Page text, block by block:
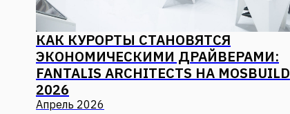
КАК КУРОРТЫ СТАНОВЯТСЯ
ЭКОНОМИЧЕСКИМИ ДРАЙВЕРАМИ:
FANTALIS ARCHITECTS НА MOSBUILD
2026
Апрель 2026